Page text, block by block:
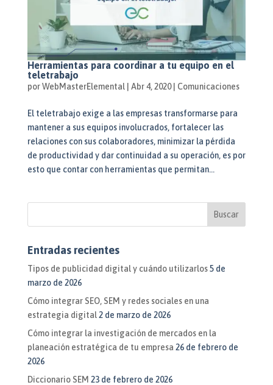
Herramientas para coordinar a tu equipo en el
teletrabajo
porWebMasterElemental| Abr 4, 2020| Comunicaciones
El teletrabajo exige a las empresas transformarse para
mantener a sus equipos involucrados, fortalecer las
relaciones con sus colaboradores, minimizar la pérdida
de productividad y dar continuidad a su operación, es por
esto que contar con herramientas que permitan...
Entradas recientes
Tipos de publicidad digital y cuándo utilizarlos 5 de
marzo de 2026
Cómo integrar SEO, SEM y redes sociales en una
estrategia digital 2 de marzo de 2026
Cómo integrar la investigación de mercados en la
planeación estratégica de tu empresa 26 de febrero de
2026
Diccionario SEM 23 de febrero de 2026